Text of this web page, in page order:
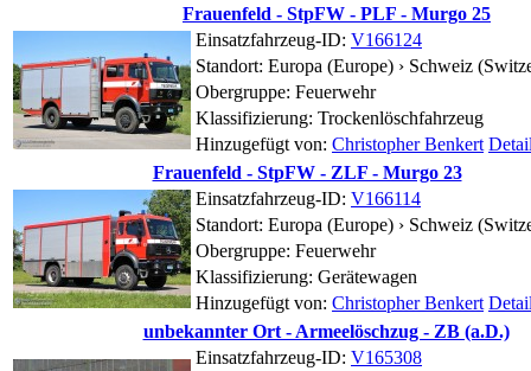
Frauenfeld - StpFW - PLF - Murgo 25
Einsatzfahrzeug-ID: V166124
Standort: Europa (Europe) › Schweiz
Obergruppe: Feuerwehr
Klassifizierung: Trockenlöschfahrzeug
Hinzugefügt von: Christopher Benkert
Frauenfeld - StpFW - ZLF - Murgo 23
Einsatzfahrzeug-ID: V166114
Standort: Europa (Europe) › Schweiz
Obergruppe: Feuerwehr
Klassifizierung: Gerätewagen
Hinzugefügt von: Christopher Benkert
unbekannter Ort - Armeelöschzug - ZB (a.D.)
Einsatzfahrzeug-ID: V165308